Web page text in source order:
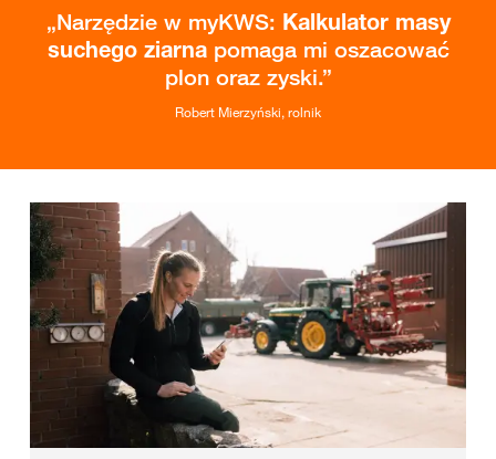
Narzędzie w myKWS: Kalkulator masy
suchego ziarna pomaga mi oszacować
plon oraz zyski.
Robert Mierzyński, rolnik